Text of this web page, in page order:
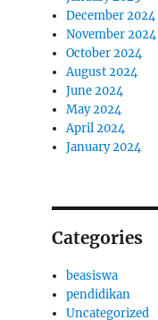
December 2024
November 2024
October 2024
August 2024
June 2024
May 2024
April 2024
January 2024
Categories
beasiswa
pendidikan
Uncategorized